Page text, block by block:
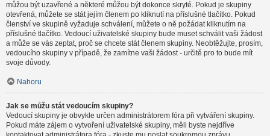
můžou být uzavřené a některé můžou být dokonce skryté. Pokud je skupiny
otevřená, můžete se stát jejím členem po kliknutí na příslušné tlačítko. Pokud
členství ve skupině vyžaduje schválení, můžete o ně požádat kliknutím na
příslušné tlačítko. Vedoucí uživatelské skupiny bude muset schválit vaši žádost
a může se vás zeptat, proč se chcete stát členem skupiny. Neobtěžujte, prosím,
vedoucího skupiny v případě, že zamítne vaši žádost - určitě pro to bude mít
svoje důvody.
Nahoru
Jak se můžu stát vedoucím skupiny?
Vedoucí skupiny je obvykle určen administrátorem fóra při vytváření skupiny.
Pokud máte zájem o vytvoření uživatelské skupiny, měli byste nejdříve